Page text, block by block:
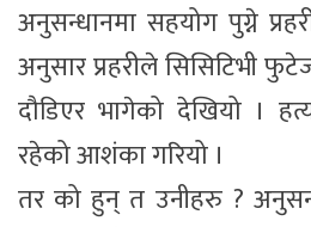
अनुसन्धानमा सहयोग पुग्ने
अनुसार प्रहरीले सिसिटिभी
दौडिएर भागेको देखियो ।
रहेको आशंका गरियो ।
तर को हुन् त उनीहरु ?